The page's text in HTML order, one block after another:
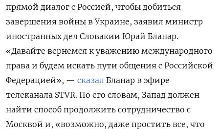
прямой диалог с Россией, чтобы добиться
завершения войны в Украине, заявил министр
иностранных дел Словакии Юрай Бланар.
«Давайте вернемся к уважению международного
права и будем искать пути общения с Российской
Федерацией», — сказал Бланар в эфире
телеканала STVR. По его словам, Запад должен
найти способ продолжить сотрудничество с
Москвой и, «возможно, даже простить все, что